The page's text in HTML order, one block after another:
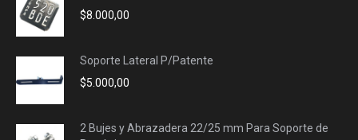
$8.000,00
Soporte Lateral P/Patente
$5.000,00
2 Bujes y Abrazadera 22/25 mm Para Soporte de